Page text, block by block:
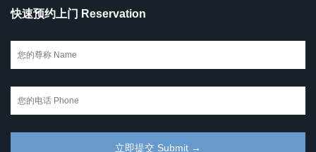
快速预约上门 Reservation